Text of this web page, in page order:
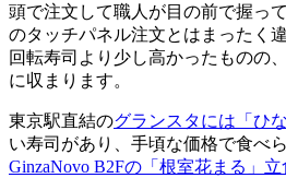
頭で注文して職人が目の前で握っ
のタッチパネル注文とはまったく
回転寿司より少し高かったものの
に収まります。
東京駅直結のグランスタには「ひな
い寿司があり、手頃な価格で食べ
GinzaNovo B2Fの「根室花まる」立